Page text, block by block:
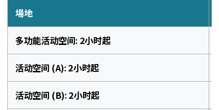
場地
多功能活动空间: 2小时起
活动空间 (A): 2小时起
活动空间 (B): 2小时起